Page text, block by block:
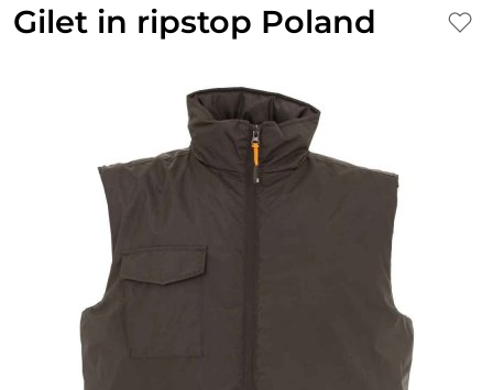
Gilet in ripstop Poland